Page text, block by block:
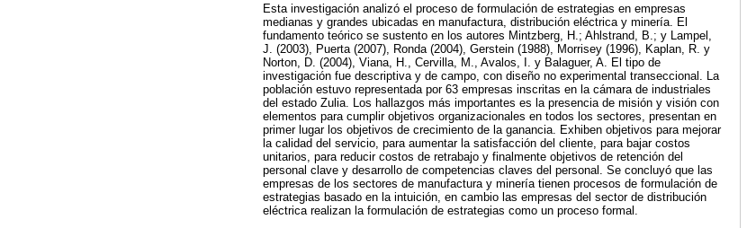
Esta investigación analizó el proceso de formulación de estrategias en empresas
medianas y grandes ubicadas en manufactura, distribución eléctrica y minería. El
fundamento teórico se sustento en los autores Mintzberg, H.; Ahlstrand, B.; y Lampel,
J. (2003), Puerta (2007), Ronda (2004), Gerstein (1988), Morrisey (1996), Kaplan, R. y
Norton, D. (2004), Viana, H., Cervilla, M., Avalos, I. y Balaguer, A. El tipo de
investigación fue descriptiva y de campo, con diseño no experimental transeccional. La
población estuvo representada por 63 empresas inscritas en la cámara de industriales
del estado Zulia. Los hallazgos más importantes es la presencia de misión y visión con
elementos para cumplir objetivos organizacionales en todos los sectores, presentan en
primer lugar los objetivos de crecimiento de la ganancia. Exhiben objetivos para mejorar
la calidad del servicio, para aumentar la satisfacción del cliente, para bajar costos
unitarios, para reducir costos de retrabajo y finalmente objetivos de retención del
personal clave y desarrollo de competencias claves del personal. Se concluyó que las
empresas de los sectores de manufactura y minería tienen procesos de formulación de
estrategias basado en la intuición, en cambio las empresas del sector de distribución
eléctrica realizan la formulación de estrategias como un proceso formal.